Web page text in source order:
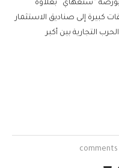
بورصة “شنغهاي” بعلاوة
كبيرة إلى صناديق الاستثمار
التجارية بين أكبر